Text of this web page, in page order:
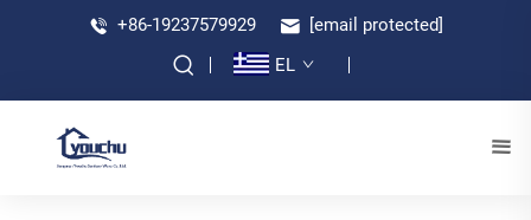
+86-19237579929
[email protected]
EL